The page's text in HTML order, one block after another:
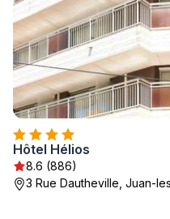
Hôtel Hélios
8.6 (886)
3 Rue Dautheville, Juan-